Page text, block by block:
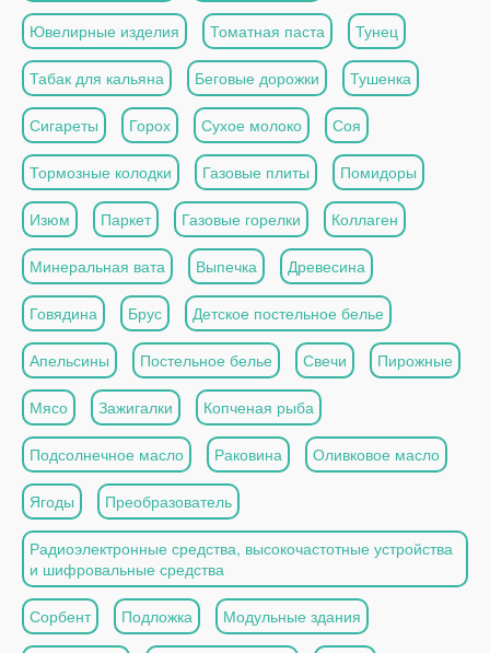
Ювелирные изделия Томатная паста Тунец
Табак для кальяна Беговые дорожки Тушенка
Сигареты Горох Сухое молоко Соя
Тормозные колодки Газовые плиты Помидоры
Изюм Паркет Газовые горелки Коллаген
Минеральная вата Выпечка Древесина
Говядина Брус Детское постельное белье
Апельсины Постельное белье Свечи Пирожные
Мясо Зажигалки Копченая рыба
Подсолнечное масло Раковина Оливковое масло
Ягоды Преобразователь
Радиоэлектронные средства, высокочастотные устройства
и шифровальные средства
Сорбент Подложка Модульные здания